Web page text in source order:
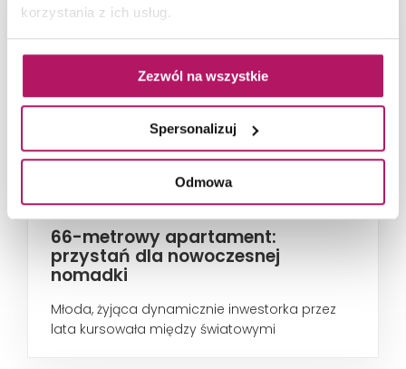
korzystania z ich usług.
Zezwól na wszystkie
Spersonalizuj
Odmowa
66-metrowy apartament:
przystań dla nowoczesnej
nomadki
Młoda, żyjąca dynamicznie inwestorka przez
lata kursowała między światowymi